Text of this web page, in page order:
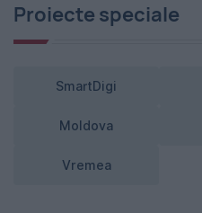
Proiecte speciale
SmartDigi
Moldova
Vremea